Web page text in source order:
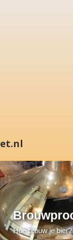
Hoe brouw je bier?